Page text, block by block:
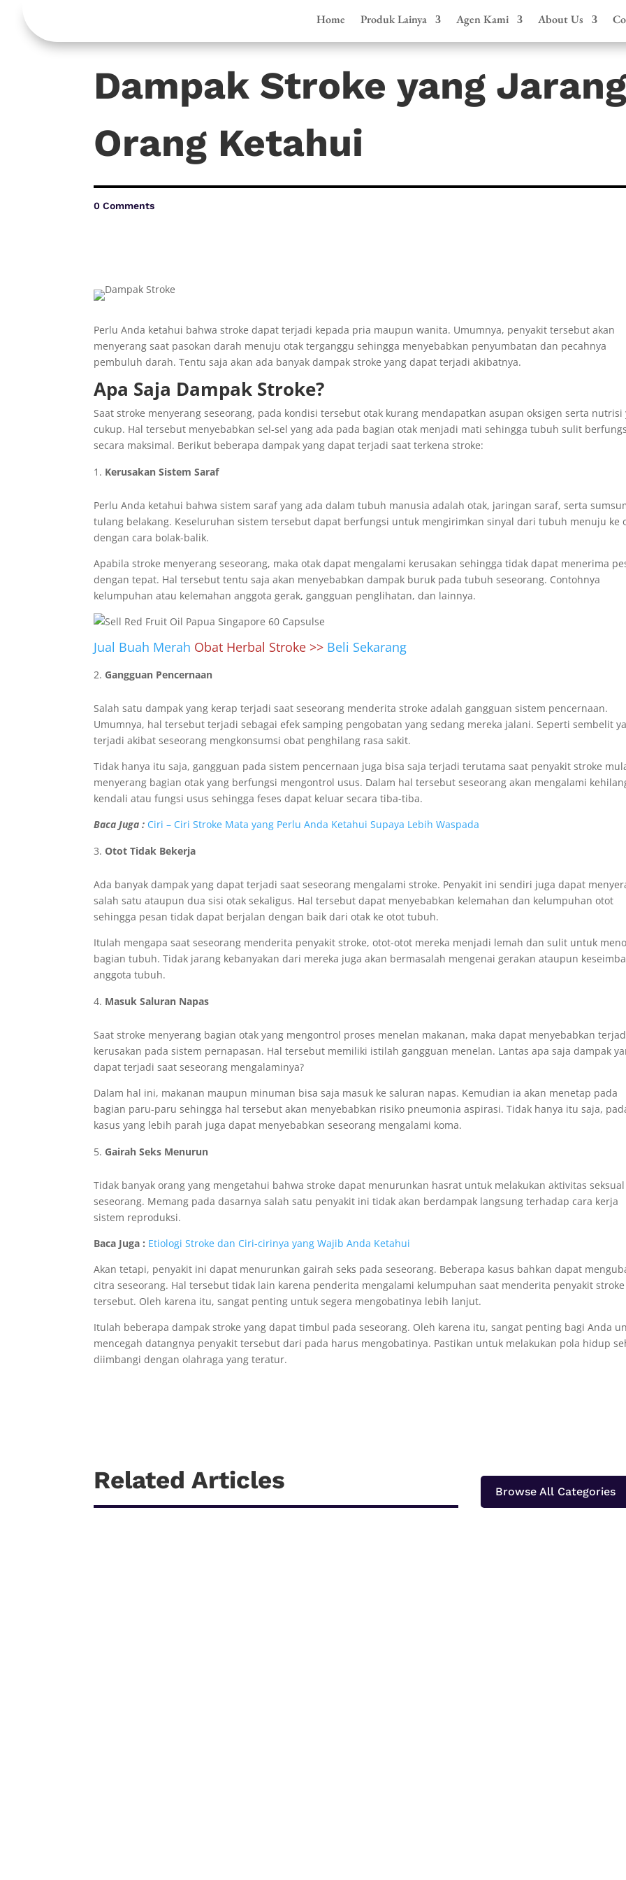
Home Produk Lainya Agen Kami About Us
Dampak Stroke yang Jarang
Orang Ketahui
0 Comments
Perlu Anda ketahui bahwa stroke dapat terjadi kepada pria maupun wanita. Umumnya, penyakit tersebut akan
menyerang saat pasokan darah menuju otak terganggu sehingga menyebabkan penyumbatan dan pecahnya
pembuluh darah. Tentu saja akan ada banyak dampak stroke yang dapat terjadi akibatnya.
Apa Saja Dampak Stroke?
Saat stroke menyerang seseorang, pada kondisi tersebut otak kurang mendapatkan asupan oksigen serta nutrisi
cukup. Hal tersebut menyebabkan sel-sel yang ada pada bagian otak menjadi mati sehingga tubuh sulit
secara maksimal. Berikut beberapa dampak yang dapat terjadi saat terkena stroke:
Kerusakan Sistem Saraf
Perlu Anda ketahui bahwa sistem saraf yang ada dalam tubuh manusia adalah otak, jaringan saraf, serta
tulang belakang. Keseluruhan sistem tersebut dapat berfungsi untuk mengirimkan sinyal dari tubuh menuju ke
dengan cara bolak-balik.
Apabila stroke menyerang seseorang, maka otak dapat mengalami kerusakan sehingga tidak dapat menerima
dengan tepat. Hal tersebut tentu saja akan menyebabkan dampak buruk pada tubuh seseorang. Contohnya
kelumpuhan atau kelemahan anggota gerak, gangguan penglihatan, dan lainnya.
Jual Buah Merah Obat Herbal Stroke >> Beli Sekarang
Gangguan Pencernaan
Salah satu dampak yang kerap terjadi saat seseorang menderita stroke adalah gangguan sistem pencernaan.
Umumnya, hal tersebut terjadi sebagai efek samping pengobatan yang sedang mereka jalani. Seperti sembelit
terjadi akibat seseorang mengkonsumsi obat penghilang rasa sakit.
Tidak hanya itu saja, gangguan pada sistem pencernaan juga bisa saja terjadi terutama saat penyakit stroke
menyerang bagian otak yang berfungsi mengontrol usus. Dalam hal tersebut seseorang akan mengalami
kendali atau fungsi usus sehingga feses dapat keluar secara tiba-tiba.
Baca Juga : Ciri – Ciri Stroke Mata yang Perlu Anda Ketahui Supaya Lebih Waspada
Otot Tidak Bekerja
Ada banyak dampak yang dapat terjadi saat seseorang mengalami stroke. Penyakit ini sendiri juga dapat
salah satu ataupun dua sisi otak sekaligus. Hal tersebut dapat menyebabkan kelemahan dan kelumpuhan otot
sehingga pesan tidak dapat berjalan dengan baik dari otak ke otot tubuh.
Itulah mengapa saat seseorang menderita penyakit stroke, otot-otot mereka menjadi lemah dan sulit untuk
bagian tubuh. Tidak jarang kebanyakan dari mereka juga akan bermasalah mengenai gerakan ataupun
anggota tubuh.
Masuk Saluran Napas
Saat stroke menyerang bagian otak yang mengontrol proses menelan makanan, maka dapat menyebabkan
kerusakan pada sistem pernapasan. Hal tersebut memiliki istilah gangguan menelan. Lantas apa saja dampak
dapat terjadi saat seseorang mengalaminya?
Dalam hal ini, makanan maupun minuman bisa saja masuk ke saluran napas. Kemudian ia akan menetap pada
bagian paru-paru sehingga hal tersebut akan menyebabkan risiko pneumonia aspirasi. Tidak hanya itu saja,
kasus yang lebih parah juga dapat menyebabkan seseorang mengalami koma.
Gairah Seks Menurun
Tidak banyak orang yang mengetahui bahwa stroke dapat menurunkan hasrat untuk melakukan aktivitas seksual
seseorang. Memang pada dasarnya salah satu penyakit ini tidak akan berdampak langsung terhadap cara kerja
sistem reproduksi.
Baca Juga : Etiologi Stroke dan Ciri-cirinya yang Wajib Anda Ketahui
Akan tetapi, penyakit ini dapat menurunkan gairah seks pada seseorang. Beberapa kasus bahkan dapat
citra seseorang. Hal tersebut tidak lain karena penderita mengalami kelumpuhan saat menderita penyakit stroke
tersebut. Oleh karena itu, sangat penting untuk segera mengobatinya lebih lanjut.
Itulah beberapa dampak stroke yang dapat timbul pada seseorang. Oleh karena itu, sangat penting bagi Anda
mencegah datangnya penyakit tersebut dari pada harus mengobatinya. Pastikan untuk melakukan pola hidup
diimbangi dengan olahraga yang teratur.
Related Articles Browse All Categories